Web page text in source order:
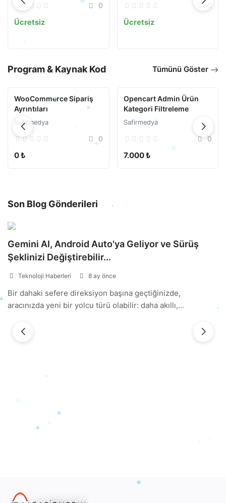
0
Ücretsiz
0
Ücretsiz
Program & Kaynak Kod Tümünü Göster
WooCommerce Sipariş
Ayrıntıları
Safirmedya
0
0 ₺
Opencart Admin Ürün
Kategori Filtreleme
Safirmedya
0
7.000 ₺
Son Blog Gönderileri
Gemini AI, Android Auto'ya Geliyor ve Sürüş
Şeklinizi Değiştirebilir...
Teknoloji Haberleri 8 ay önce
Bir dahaki sefere direksiyon başına geçtiğinizde,
aracınızda yeni bir yolcu türü olabilir: daha akıllı,...
MİSYONUMUZ: Müşterilerimize kesintisiz, hızlı ve güvenilir
bir hizmet sunmak ve eksiksiz müşteri memnuniyeti
sağlamak. VİZYONUMUZ: Bireysel ve kurumsal pazarda
Taklitlerimizden sakının. Adımızı kullanarak
altına Safir Medya